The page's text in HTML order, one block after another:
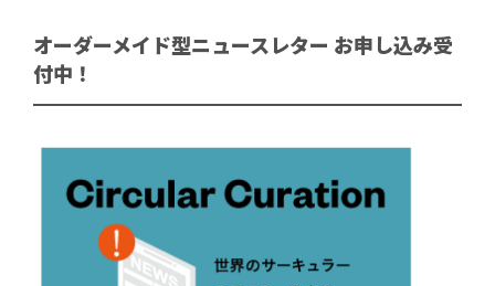
オーダーメイド型ニュースレター お申し込み受
付中！